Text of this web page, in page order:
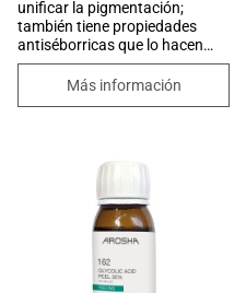
unificar la pigmentación;
también tiene propiedades
antiséborricas que lo hacen
adecuado para tratar el acné y
la seborrea. Mejora la
cutánea. El inmediato efecto de
luminosidad lo hace
especialmente adecuado antes
de ceremonias, fiestas o
eventos. Ideal para todos los
biotipos y usable durante todo
Más información